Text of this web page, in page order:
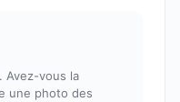
Avez-vous la
une photo des